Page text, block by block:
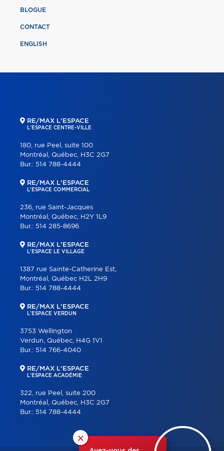
×
BLOGUE
CONTACT
ENGLISH
RE/MAX L'ESPACE
L'ESPACE CENTRE-VILLE
180, rue Peel, suite 100
Montréal, Québec, H3C 2G7
Bur.: 514 788-4444
RE/MAX L'ESPACE
L'ESPACE COMMERCIAL
236, rue Saint-Jacques
Montréal, Québec, H2Y 1L9
Bur.: 514 285-8696
RE/MAX L'ESPACE
L'ESPACE LE VILLAGE
1387 rue Sainte-Catherine Est,
Montréal, Québec H2L 2H9
Bur.: 514 788-4444
RE/MAX L'ESPACE
L'ESPACE VERDUN
3753 Wellington
Verdun, Québec, H4G 1V1
Bur.: 514 766-4040
RE/MAX L'ESPACE
L'ESPACE ACADÉMIE
322, rue Peel, suite 200
Montréal, Québec, H3C 2G7
Bur.: 514 788-4444